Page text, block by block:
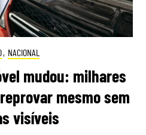
, NACIONAL
mudou: milhares
mesmo sem
visíveis